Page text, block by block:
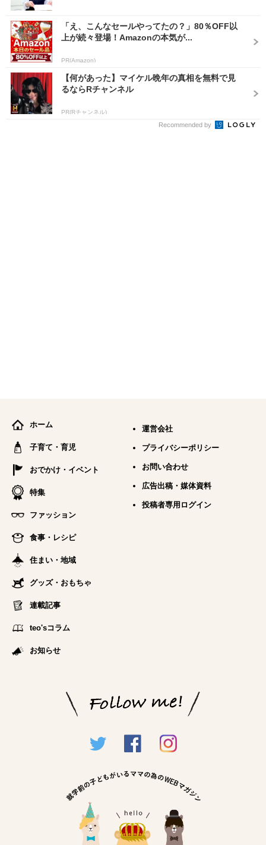
「え、こんなセールやってたの？」80％OFF以
上が続々登場！Amazonの本気が...
PR(Amazon)
【何があった】マイケル晩年の真相を無料で見
るならRチャンネル
PR(Rチャンネル)
Recommended by
ホーム
子育て・育児
おでかけ・イベント
特集
ファッション
食事・レシピ
住まい・地域
グッズ・おもちゃ
連載記事
teo'sコラム
お知らせ
運営会社
プライバシーポリシー
お問い合わせ
広告出稿・媒体資料
投稿者専用ログイン